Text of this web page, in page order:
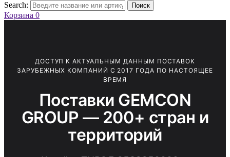
Search:
Поиск
Корзина 0
ДОСТУП К АКТУАЛЬНЫМ ДАННЫМ ПОСТАВОК
ЗАРУБЕЖНЫХ КОМПАНИЙ С 2017 ГОДА ПО НАСТОЯЩЕЕ
ВРЕМЯ
Поставки GEMCON
GROUP — 200+ стран и
территорий